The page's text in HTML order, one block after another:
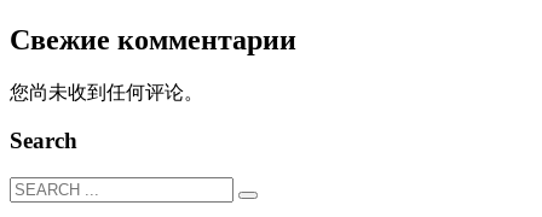
Свежие комментарии
您尚未收到任何评论。
Search